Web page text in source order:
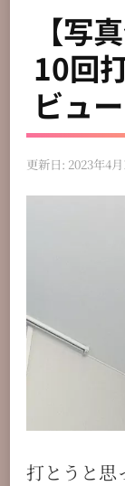
【写
10回
ビュー
更新日: 2023年4月
打とうと思